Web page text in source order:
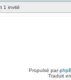
1 invité
Propulsé par
Traduit